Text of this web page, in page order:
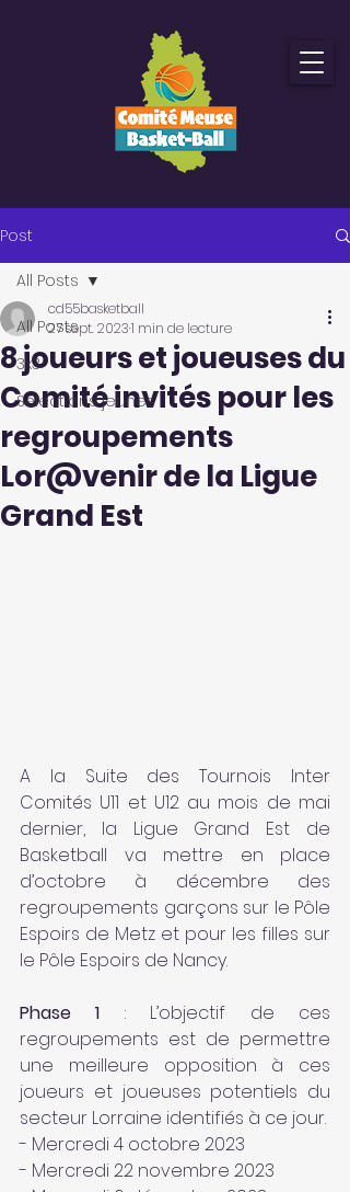
Post
All Posts
3x3
Sélections jeunes
All Posts
8 joueurs et joueuses du
Comité invités pour les
regroupements
Lor@venir de la Ligue
Grand Est
cd55basketball
27 sept. 20231 min de lecture
A la Suite des Tournois Inter
Comités U11 et U12 au mois de mai
dernier, la Ligue Grand Est de
Basketball va mettre en place
d’octobre à décembre des
regroupements garçons sur le Pôle
Espoirs de Metz et pour les filles sur
le Pôle Espoirs de Nancy.
Phase 1 : L’objectif de ces
regroupements est de permettre
une meilleure opposition à ces
joueurs et joueuses potentiels du
secteur Lorraine identifiés à ce jour.
- Mercredi 4 octobre 2023
- Mercredi 22 novembre 2023